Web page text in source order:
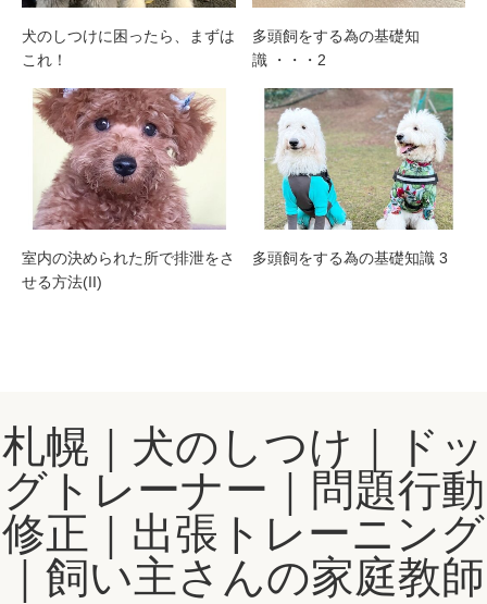
犬のしつけに困ったら、まずは
これ！
多頭飼をする為の基礎知
識 ・・・2
室内の決められた所で排泄をさ
せる方法(II)
多頭飼をする為の基礎知識 3
札幌｜犬のしつけ｜ドッ
グトレーナー｜問題行動
修正｜出張トレーニング
｜飼い主さんの家庭教師